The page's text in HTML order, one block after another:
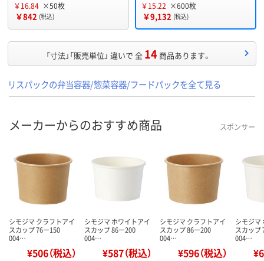
￥16.84 ×50枚
￥842 (税込)
￥15.22 ×600枚
￥9,132 (税込)
「寸法」「販売単位」 違いで 全 14 商品あります。
リスパックの弁当容器/惣菜容器/フードパックを全て見る
メーカーからのおすすめ商品 スポンサー
シモジマ クラフトアイ
スカップ 76ー150
004…
¥506（税込）
シモジマ ホワイトアイ
スカップ 86ー200
004…
¥587（税込）
シモジマ クラフトアイ
スカップ 86ー200
004…
¥596（税込）
シモジマ
スカップ
004…